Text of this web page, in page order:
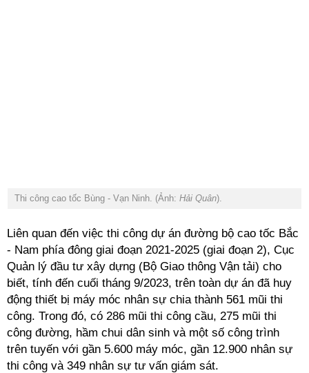
Thi công cao tốc Bùng - Vạn Ninh. (Ảnh: Hải Quân).
Liên quan đến việc thi công dự án đường bộ cao tốc Bắc
- Nam phía đông giai đoạn 2021-2025 (giai đoạn 2), Cục
Quản lý đầu tư xây dựng (Bộ Giao thông Vận tải) cho
biết, tính đến cuối tháng 9/2023, trên toàn dự án đã huy
động thiết bị máy móc nhân sự chia thành 561 mũi thi
công. Trong đó, có 286 mũi thi công cầu, 275 mũi thi
công đường, hầm chui dân sinh và một số công trình
trên tuyến với gần 5.600 máy móc, gần 12.900 nhân sự
thi công và 349 nhân sự tư vấn giám sát.